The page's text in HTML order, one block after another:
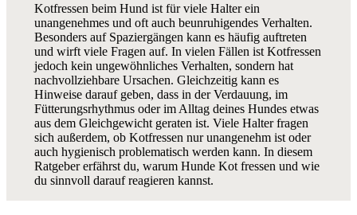
Kotfressen beim Hund ist für viele Halter ein
unangenehmes und oft auch beunruhigendes Verhalten.
Besonders auf Spaziergängen kann es häufig auftreten
und wirft viele Fragen auf. In vielen Fällen ist Kotfressen
jedoch kein ungewöhnliches Verhalten, sondern hat
nachvollziehbare Ursachen. Gleichzeitig kann es
Hinweise darauf geben, dass in der Verdauung, im
Fütterungsrhythmus oder im Alltag deines Hundes etwas
aus dem Gleichgewicht geraten ist. Viele Halter fragen
sich außerdem, ob Kotfressen nur unangenehm ist oder
auch hygienisch problematisch werden kann. In diesem
Ratgeber erfährst du, warum Hunde Kot fressen und wie
du sinnvoll darauf reagieren kannst.